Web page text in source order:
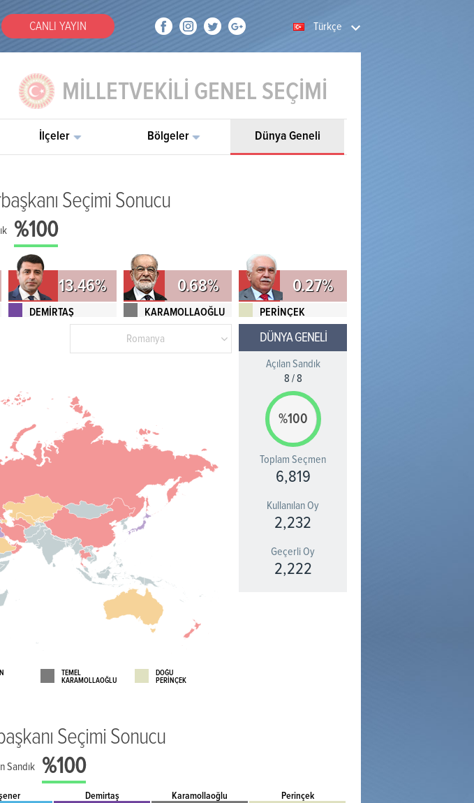
CANLI YAYIN Türkçe
MİLLETVEKİLİ GENEL SEÇİMİ
İlçeler Bölgeler Dünya Geneli
Seçimi Sonucu
%100
13.46%
DEMİRTAŞ
0.68%
KARAMOLLAOĞLU
0.27%
PERİNÇEK
Romanya
TEMEL
KARAMOLLAOĞLU
DOĞU
PERİNÇEK
DÜNYA GENELİ
Açılan Sandık
8 /8
%100
Toplam Seçmen
6,819
Kullanılan Oy
2,232
Geçerli Oy
2,222
Seçimi Sonucu
Sandık %100
Demirtaş Karamollaoğlu
Perinçek